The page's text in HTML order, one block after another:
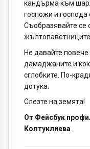
кандърма към
госпожи и господа
Съобразявайте се
жълтопаветниците
Не давайте повече
дамаджаните и
сглобките. По-
дотука.
Слезте на земята!
От Фейсбук
Колтуклиева